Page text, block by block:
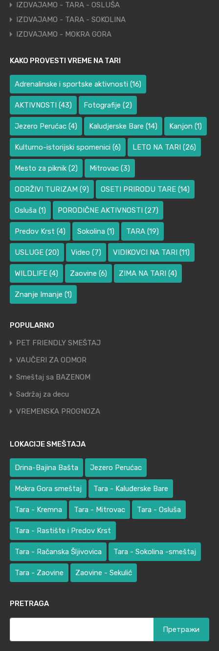
IZDVAJAMO - TARA - OSLUŠA
IZDVAJAMO - TARA - SOKOLINA
IZDVAJAMO - MOKRA GORA
KAKO PROVESTI VREME NA TARI
Adrenalinske i sportske aktivnosti (16)
AKTIVNOSTI (43) Fotografije (2)
Jezero Perućac (4) Kaludjerske Bare (14) Kanjon (1)
Kulturno-istorijski spomenici (6) LETO NA TARI (26)
Mesto za piknik (2) Mitrovac (3)
ODRŽIVI TURIZAM (9) OSETI PRIRODU TARE (14)
Osluša (1) PORODIČNE AKTIVNOSTI (27)
Predov Krst (4) Sokolina (1) TARA (19)
USLUGE (20) Video (7) VIDIKOVCI NA TARI (11)
WILDLIFE (4) Zaovine (6) ZIMA NA TARI (4)
Znanje Imanje (1)
POPULARNO
PET FRIENDLY SMEŠTAJ
VAUČERI ZA ODMOR
Smeštaj sa BAZENOM
Sadržaj za decu
VREMENSKA PROGNOZA
LOKACIJE SMEŠTAJA
Drina-Bajina Bašta Jezero Perućac
Mokra Gora smeštaj Tara - Kaluđerske Bare
Tara - Kremna Tara - Mitrovac Tara - Osluša
Tara - Rastište i Predov Krst
Tara - Račanska Šljivovica Tara - Sokolina -smeštaj
Tara - Zaovine Zaovine - Sekulić
PRETRAGA